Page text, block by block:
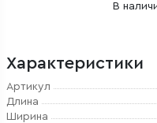
В
Характеристики
Артикул
Длина
Ширина